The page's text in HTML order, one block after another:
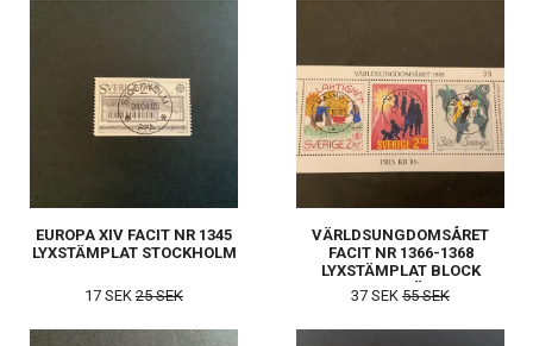
EUROPA XIV FACIT NR 1345
LYXSTÄMPLAT STOCKHOLM
17 SEK 25 SEK
VÄRLDSUNGDOMSÅRET
FACIT NR 1366-1368
LYXSTÄMPLAT BLOCK
MALMÖ 1
37 SEK 55 SEK